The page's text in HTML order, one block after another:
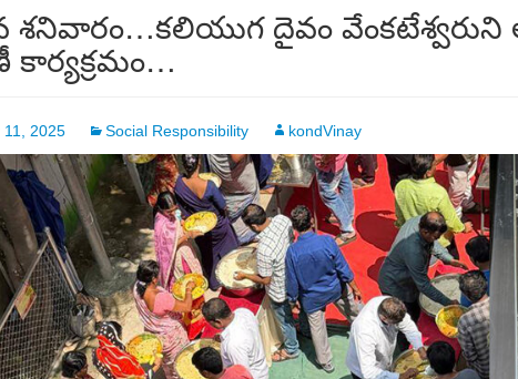
శనివారం…కలియుగ దైవం వేంకటేశ్వరుని
కార్యక్రమం…
11, 2025 Social Responsibility kondVinay